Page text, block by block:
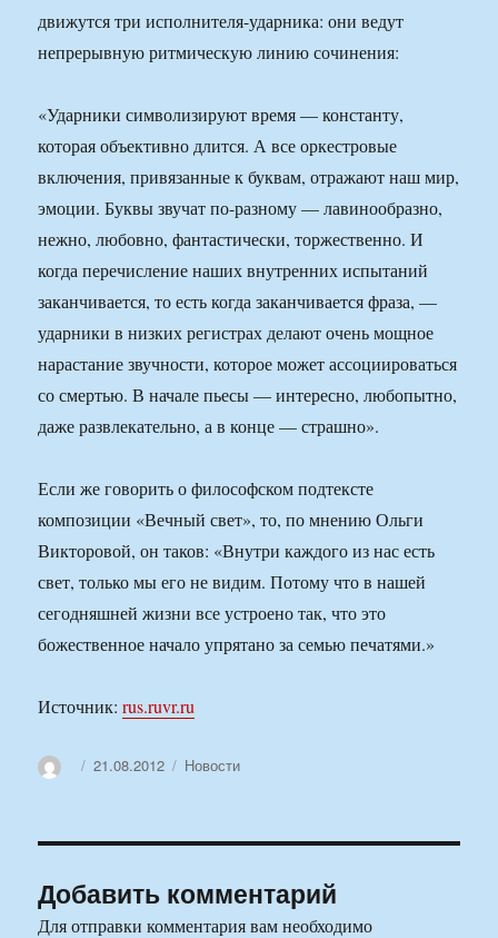
движутся три исполнителя-ударника: они ведут
непрерывную ритмическую линию сочинения:
«Ударники символизируют время — константу,
которая объективно длится. А все оркестровые
включения, привязанные к буквам, отражают наш мир,
эмоции. Буквы звучат по-разному — лавинообразно,
нежно, любовно, фантастически, торжественно. И
когда перечисление наших внутренних испытаний
заканчивается, то есть когда заканчивается фраза, —
ударники в низких регистрах делают очень мощное
нарастание звучности, которое может ассоциироваться
со смертью. В начале пьесы — интересно, любопытно,
даже развлекательно, а в конце — страшно».
Если же говорить о философском подтексте
композиции «Вечный свет», то, по мнению Ольги
Викторовой, он таков: «Внутри каждого из нас есть
свет, только мы его не видим. Потому что в нашей
сегодняшней жизни все устроено так, что это
божественное начало упрятано за семью печатями.»
Источник:rus.ruvr.ru
АвторОпубликовано
21.08.2012 Рубрики
Новости
Добавить комментарий
Для отправки комментария вам необходимо